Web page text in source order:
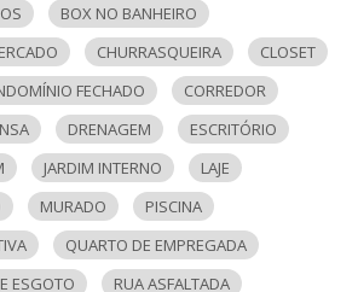
BOX NO BANHEIRO
CHURRASQUEIRA
CLOSET
FECHADO
CORREDOR
DRENAGEM
ESCRITÓRIO
JARDIM INTERNO
LAJE
MURADO
PISCINA
QUARTO DE EMPREGADA
ESGOTO
RUA ASFALTADA